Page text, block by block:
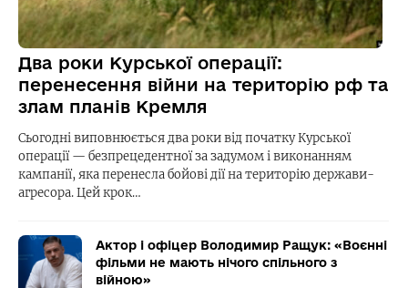
Два роки Курської операції:
перенесення війни на територію рф та
злам планів Кремля
Сьогодні виповнюється два роки від початку Курської
операції — безпрецедентної за задумом і виконанням
кампанії, яка перенесла бойові дії на територію держави-
агресора. Цей крок…
Актор і офіцер Володимир Ращук: «Воєнні
фільми не мають нічого спільного з
війною»